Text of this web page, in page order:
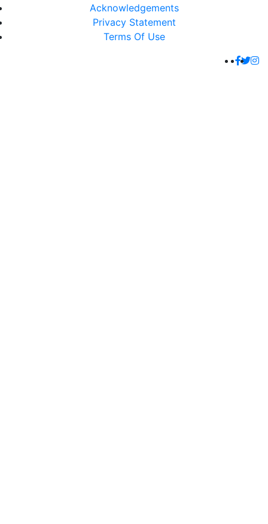
Acknowledgements
Privacy Statement
Terms Of Use